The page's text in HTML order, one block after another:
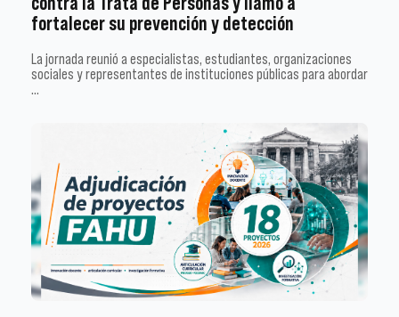
fortalecer su prevención y detección
La jornada reunió a especialistas, estudiantes, organizaciones
sociales y representantes de instituciones públicas para abordar
…